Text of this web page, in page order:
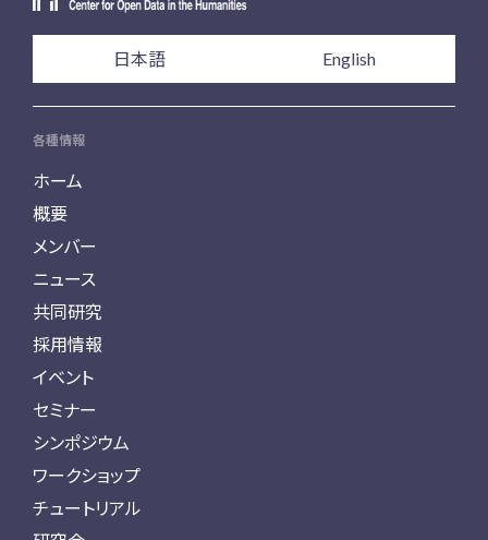
日本語 English
各種情報
ホーム
概要
メンバー
ニュース
共同研究
採用情報
イベント
セミナー
シンポジウム
ワークショップ
チュートリアル